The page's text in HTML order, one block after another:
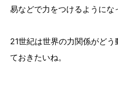
易などで力をつけるようにな
21世紀は世界の力関係がど
ておきたいね。